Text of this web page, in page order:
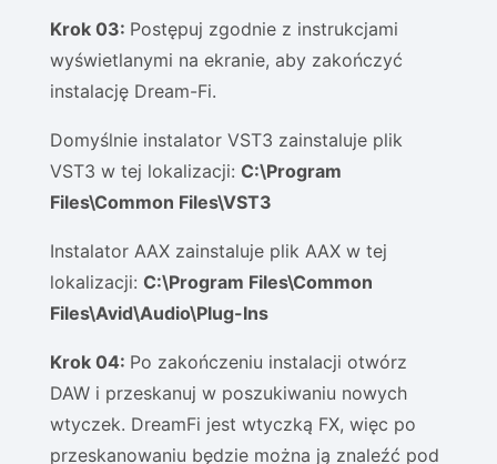
Krok 03: Postępuj zgodnie z instrukcjami
wyświetlanymi na ekranie, aby zakończyć
instalację Dream-Fi.
Domyślnie instalator VST3 zainstaluje plik
VST3 w tej lokalizacji: C:\Program
Files\Common Files\VST3
Instalator AAX zainstaluje plik AAX w tej
lokalizacji: C:\Program Files\Common
Files\Avid\Audio\Plug-Ins
Krok 04: Po zakończeniu instalacji otwórz
DAW i przeskanuj w poszukiwaniu nowych
wtyczek. DreamFi jest wtyczką FX, więc po
przeskanowaniu będzie można ją znaleźć pod